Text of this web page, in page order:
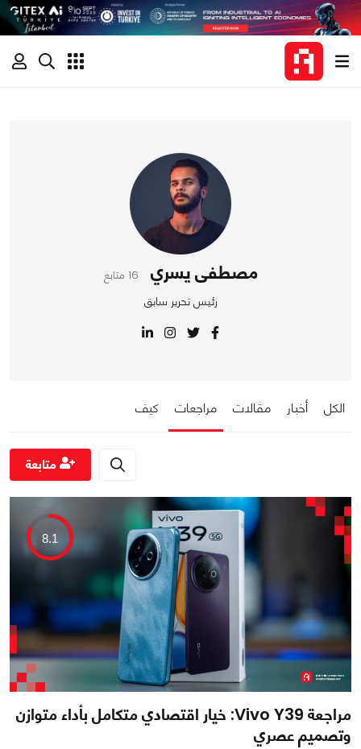
مصطفى يسري 16 متابع
رئيس تحرير سابق
الكل أخبار مقالات مراجعات كيف
متابعة
8.1
مراجعة Vivo Y39: خيار اقتصادي متكامل بأداء متوازن
وتصميم عصري